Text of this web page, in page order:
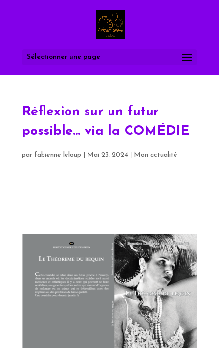
Sélectionner une page
Réflexion sur un futur
possible… via la COMÉDIE
par fabienne leloup Mai 23, 2024| Mon actualité